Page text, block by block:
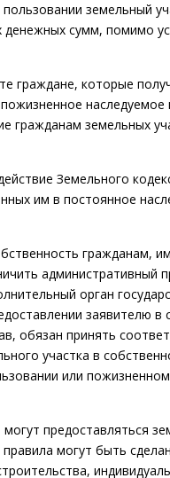
земельный
сумм, помимо
граждане, которые
наследуемое
гражданам земельных
Земельного
им в постоянное
гражданам,
административный
орган
заявителю в
обязан принять
участка в
или
предоставляться
могут быть